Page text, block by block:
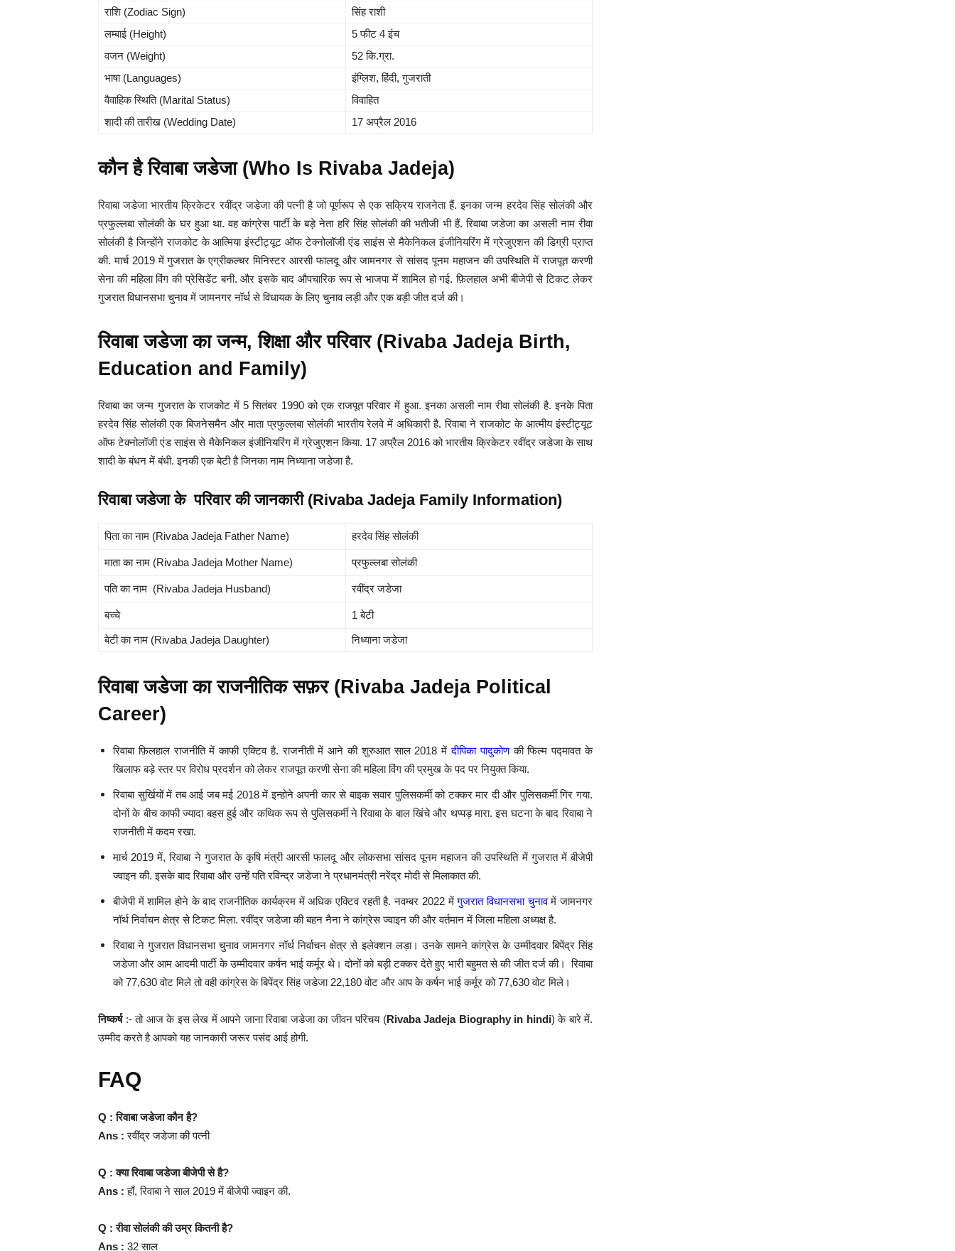
राशि (Zodiac Sign)
सिंह राशी
लम्बाई (Height)
5 फीट 4 इंच
वजन (Weight)
52 कि.ग्रा.
भाषा (Languages)
इंग्लिश, हिंदी, गुजराती
वैवाहिक स्थिति (Marital Status)
विवाहित
शादी की तारीख (Wedding Date)
17 अप्रैल 2016
कौन है रिवाबा जडेजा (Who Is Rivaba Jadeja)
रिवाबा जडेजा भारतीय क्रिकेटर रवींद्र जडेजा की पत्नी है जो पूर्णरूप से एक सक्रिय राजनेता हैं. इनका जन्म हरदेव सिंह सोलंकी और
प्रफुल्लबा सोलंकी के घर हुआ था. वह कांग्रेस पार्टी के बड़े नेता हरि सिंह सोलंकी की भतीजी भी हैं. रिवाबा जडेजा का असली नाम रीवा
सोलंकी है जिन्होंने राजकोट के आत्मिया इंस्टीट्यूट ऑफ टेक्नोलॉजी एंड साइंस से मैकेनिकल इंजीनियरिंग में ग्रेजुएशन की डिग्री प्राप्त
की. मार्च 2019 में गुजरात के एग्रीकल्चर मिनिस्टर आरसी फालदू और जामनगर से सांसद पूनम महाजन की उपस्थिति में राजपूत करणी
सेना की महिला विंग की प्रेसिडेंट बनी. और इसके बाद औपचारिक रूप से भाजपा में शामिल हो गई. फ़िलहाल अभी बीजेपी से टिकट लेकर
गुजरात विधानसभा चुनाव में जामनगर नॉर्थ से विधायक के लिए चुनाव लड़ी और एक बड़ी जीत दर्ज की।
रिवाबा जडेजा का जन्म, शिक्षा और परिवार (Rivaba Jadeja Birth,
Education and Family)
रिवाबा का जन्म गुजरात के राजकोट में 5 सितंबर 1990 को एक राजपूत परिवार में हुआ. इनका असली नाम रीवा सोलंकी है. इनके पिता
हरदेव सिंह सोलंकी एक बिजनेसमैन और माता प्रफुल्लबा सोलंकी भारतीय रेलवे में अधिकारी है. रिवाबा ने राजकोट के आत्मीय इंस्टीट्यूट
ऑफ टेक्नोलॉजी एंड साइंस से मैकेनिकल इंजीनियरिंग में ग्रेजुएशन किया. 17 अप्रैल 2016 को भारतीय क्रिकेटर रवींद्र जडेजा के साथ
शादी के बंधन में बंधी. इनकी एक बेटी है जिनका नाम निध्याना जडेजा है.
रिवाबा जडेजा के परिवार की जानकारी (Rivaba Jadeja Family Information)
पिता का नाम (Rivaba Jadeja Father Name) हरदेव सिंह सोलंकी
माता का नाम (Rivaba Jadeja Mother Name) प्रफुल्लबा सोलंकी
पति का नाम (Rivaba Jadeja Husband) रवींद्र जडेजा
बच्चे 1 बेटी
बेटी का नाम (Rivaba Jadeja Daughter) निध्याना जडेजा
रिवाबा जडेजा का राजनीतिक सफ़र (Rivaba Jadeja Political
Career)
रिवाबा फ़िलहाल राजनीति में काफी एक्टिव है. राजनीती में आने की शुरुआत साल 2018 मेंदीपिका पादुकोणकी फिल्म पद्मावत के
खिलाफ बड़े स्तर पर विरोध प्रदर्शन को लेकर राजपूत करणी सेना की महिला विंग की प्रमुख के पद पर नियुक्त किया.
रिवाबा सुर्खियों में तब आई जब मई 2018 में इन्होने अपनी कार से बाइक सवार पुलिसकर्मी को टक्‍कर मार दी और पुलिसकर्मी गिर गया.
दोनों के बीच काफी ज्यादा बहस हुई और कथिक रूप से पुलिसकर्मी ने रिवाबा के बाल खिंचे और थप्पड़ मारा. इस घटना के बाद रिवाबा ने
राजनीती में कदम रखा.
मार्च 2019 में, रिवाबा ने गुजरात के कृषि मंत्री आरसी फालदू और लोकसभा सांसद पूनम महाजन की उपस्थिति में गुजरात में बीजेपी
ज्वाइन की. इसके बाद रिवाबा और उन्हें पति रविन्द्र जडेजा ने प्रधानमंत्री नरेंद्र मोदी से मिलाकात की.
बीजेपी में शामिल होने के बाद राजनीतिक कार्यक्रम में अधिक एक्टिव रहती है. नवम्बर 2022 मेंगुजरात विधानसभा चुनावमें जामनगर
नॉर्थ निर्वाचन क्षेत्र से टिकट मिला. रवींद्र जडेजा की बहन नैना ने कांग्रेस ज्वाइन की और वर्तमान में जिला महिला अध्यक्ष है.
रिवाबा ने गुजरात विधानसभा चुनाव जामनगर नॉर्थ निर्वाचन क्षेत्र से इलेक्शन लड़ा। उनके सामने कांग्रेस के उम्मीदवार बिपेंद्र सिंह
जडेजा और आम आदमी पार्टी के उम्मीदवार कर्षन भाई कर्मूर थे। दोनों को बड़ी टक्कर देते हुए भारी बहुमत से की जीत दर्ज की। रिवाबा
को 77,630 वोट मिले तो वही कांग्रेस के बिपेंद्र सिंह जडेजा 22,180 वोट और आप के कर्षन भाई कर्मूर को 77,630 वोट मिले।
निष्कर्ष:- तो आज के इस लेख में आपने जाना रिवाबा जडेजा का जीवन परिचय (Rivaba Jadeja Biography in hindi) के बारे में.
उम्मीद करते है आपको यह जानकारी जरूर पसंद आई होगी.
FAQ
Q : रिवाबा जडेजा कौन है?
Ans : रवींद्र जडेजा की पत्नी
Q : क्या रिवाबा जडेजा बीजेपी से है?
Ans : हाँ, रिवाबा ने साल 2019 में बीजेपी ज्वाइन की.
Q : रीवा सोलंकी की उम्र कितनी है?
Ans : 32 साल